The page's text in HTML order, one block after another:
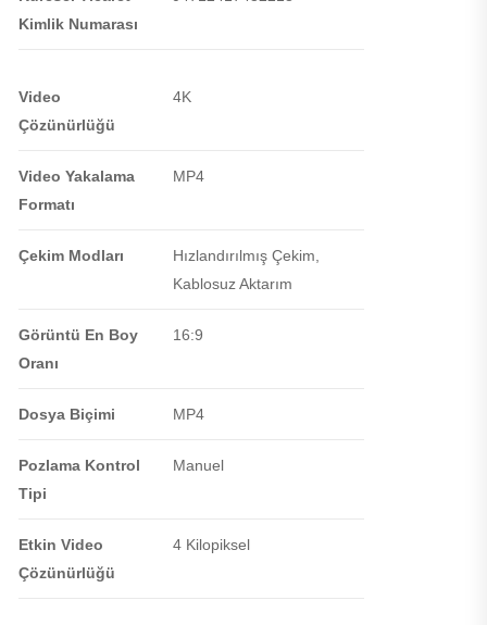
Kimlik Numarası
Video
Çözünürlüğü
4K
Video Yakalama
Formatı
MP4
Çekim Modları
Hızlandırılmış Çekim,
Kablosuz Aktarım
Görüntü En Boy
Oranı
16:9
Dosya Biçimi MP4
Pozlama Kontrol
Tipi
Manuel
Etkin Video
Çözünürlüğü
4 Kilopiksel